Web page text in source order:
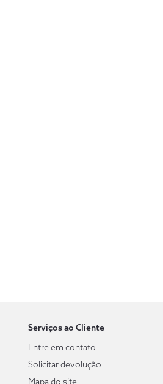
Serviços ao Cliente
Entre em contato
Solicitar devolução
Mapa do site